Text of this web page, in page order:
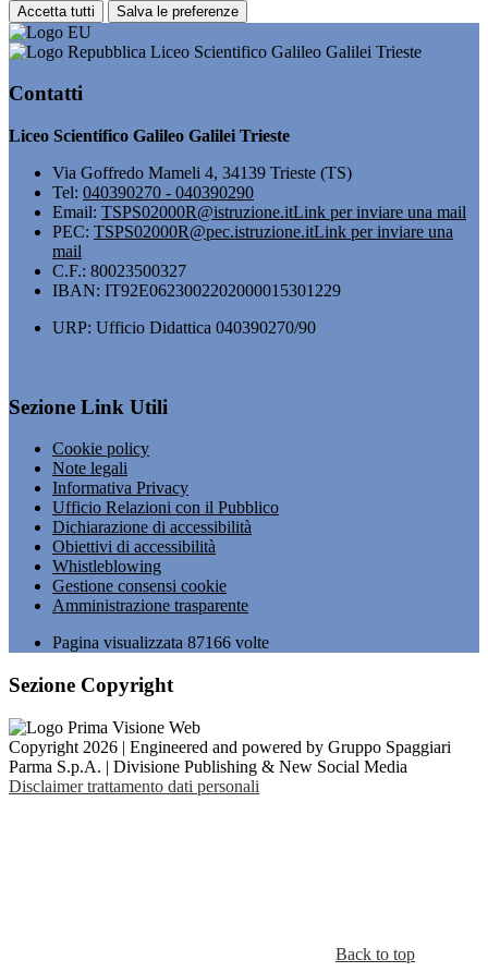
Accetta tutti Salva le preferenze
Liceo Scientifico Galileo Galilei Trieste
Contatti
Liceo Scientifico Galileo Galilei Trieste
Via Goffredo Mameli 4, 34139 Trieste (TS)
Tel: 040390270 - 040390290
Email: TSPS02000R@istruzione.itLink per inviare una mail
PEC: TSPS02000R@pec.istruzione.itLink per inviare una
mail
C.F.: 80023500327
IBAN: IT92E0623002202000015301229
URP: Ufficio Didattica 040390270/90
Sezione Link Utili
Cookie policy
Note legali
Informativa Privacy
Ufficio Relazioni con il Pubblico
Dichiarazione di accessibilità
Obiettivi di accessibilità
Whistleblowing
Gestione consensi cookie
Amministrazione trasparente
Pagina visualizzata 87166 volte
Sezione Copyright
Copyright 2026 | Engineered and powered by Gruppo Spaggiari
Parma S.p.A. | Divisione Publishing & New Social Media
Disclaimer trattamento dati personali
Back to top